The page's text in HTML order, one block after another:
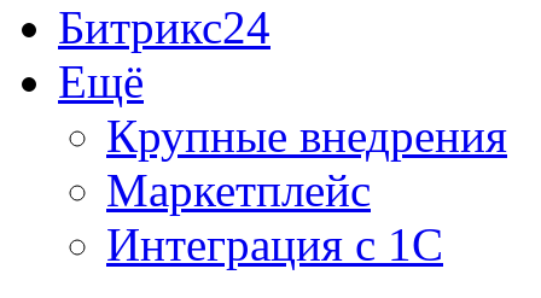
Битрикс24
Ещё
Крупные внедрения
Маркетплейс
Интеграция с 1С